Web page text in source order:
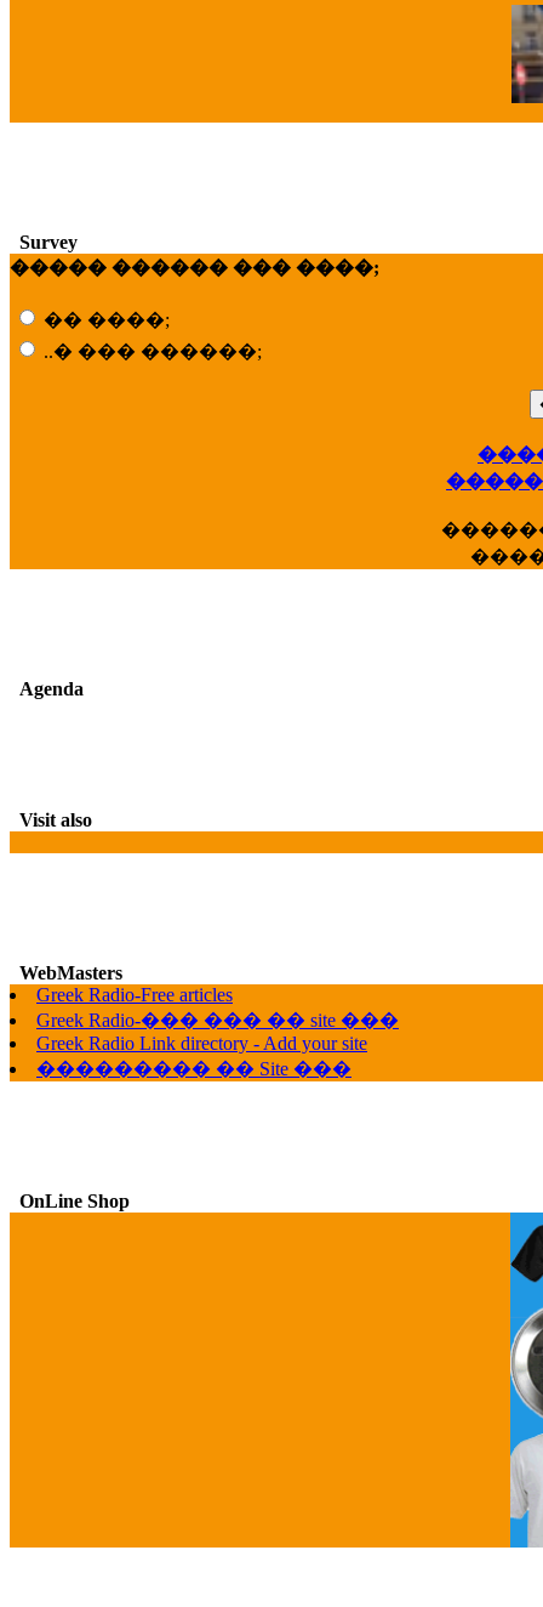
Survey
����� ������ ��� ����;
�� ����;
..� ��� ������;
Agenda
Visit also
WebMasters
Greek Radio-Free articles
Greek Radio-��� ��� �� site ���
Greek Radio Link directory - Add your site
��������� �� Site ���
OnLine Shop